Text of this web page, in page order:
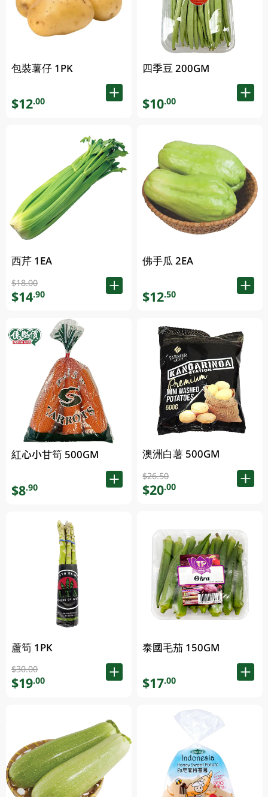
包裝薯仔 1PK
$12.00
西芹 1EA
$18.00
$14.90
紅心小甘筍 500GM
$8.90
蘆筍 1PK
$30.00
$19.00
四季豆 200GM
$10.00
佛手瓜 2EA
$12.50
澳洲白薯 500GM
$26.50
$20.00
泰國毛茄 150GM
$17.00